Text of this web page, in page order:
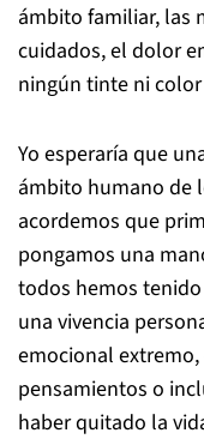
ámbito familiar, las
cuidados, el dolor
ningún tinte ni
Yo esperaría que
ámbito humano de
acordemos que
pongamos una
todos hemos
una vivencia
emocional
pensamientos o
haber quitado la